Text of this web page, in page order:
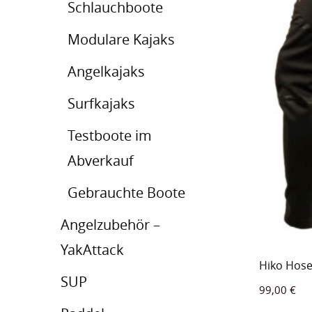
Hiko
99,00 €
Schlauchboote
Modulare Kajaks
Angelkajaks
Surfkajaks
Testboote im
Abverkauf
Gebrauchte Boote
Angelzubehör –
YakAttack
SUP